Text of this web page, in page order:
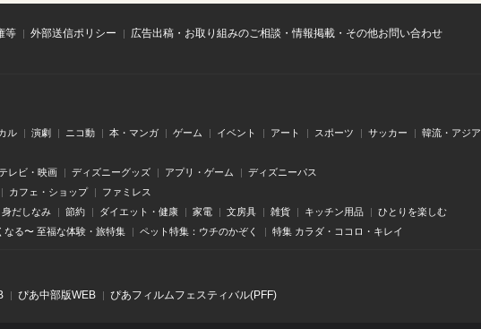
等 外部送信ポリシー
広告出稿・お取り組みのご相談・情報掲載・その他お問い合わせ
ル 演劇 ニコ動 本・マンガ ゲーム イベント アート スポーツ サッカー 韓流・アジア
レビ・映画 ディズニーグッズ アプリ・ゲーム ディズニーパス
カフェ・ショップ ファミレス
身だしなみ 節約 ダイエット・健康 家電 文房具 雑貨 キッチン用品 ひとりを楽しむ
なる〜 至福な体験・旅特集 ペット特集：ウチのかぞく 特集 カラダ・ココロ・キレイ
ぴあ中部版WEB ぴあフィルムフェスティバル(PFF)